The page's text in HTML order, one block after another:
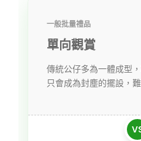
一般批量禮品
單向觀賞
傳統公仔多為一體成型
只會成為封塵的擺設，